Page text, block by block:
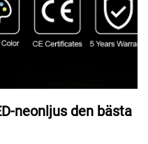
neonljus den bästa